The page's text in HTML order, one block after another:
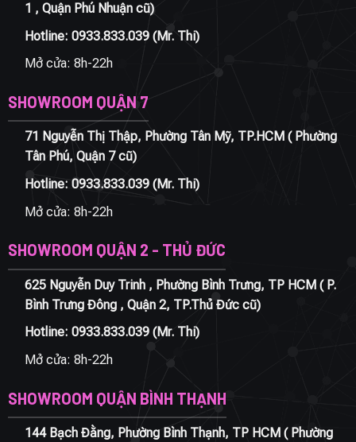
1 , Quận Phú Nhuận cũ)
Hotline: 0933.833.039(Mr. Thi)
Mở cửa: 8h-22h
SHOWROOM QUẬN 7
71 Nguyễn Thị Thập, Phường Tân Mỹ, TP.HCM ( Phường
Tân Phú, Quận 7 cũ)
Hotline: 0933.833.039(Mr. Thi)
Mở cửa: 8h-22h
SHOWROOM QUẬN 2 - THỦ ĐỨC
625 Nguyễn Duy Trinh , Phường Bình Trưng, TP HCM ( P.
Bình Trưng Đông , Quận 2, TP.Thủ Đức cũ)
Hotline: 0933.833.039(Mr. Thi)
Mở cửa: 8h-22h
SHOWROOM QUẬN BÌNH THẠNH
144 Bạch Đằng, Phường Bình Thạnh, TP HCM ( Phường